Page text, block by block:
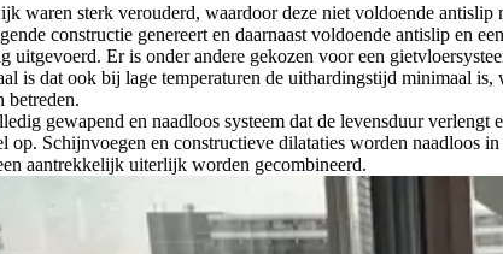
waren sterk verouderd, waardoor deze niet voldoende
constructie genereert en daarnaast voldoende antislip en
uitgevoerd. Er is onder andere gekozen voor een
is dat ook bij lage temperaturen de uithardingstijd minimaal
betreden.
gewapend en naadloos systeem dat de levensduur
Schijnvoegen en constructieve dilataties worden naadloos
aantrekkelijk uiterlijk worden gecombineerd.